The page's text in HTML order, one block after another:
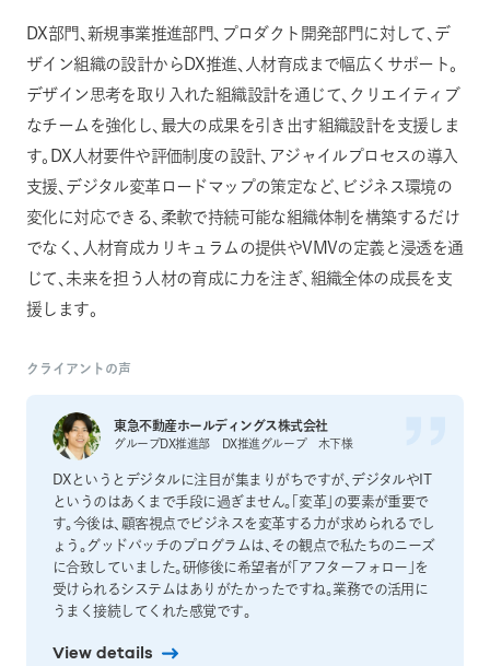
DX部門、新規事業推進部門、プロダクト開発部門に対して、デ
ザイン組織の設計からDX推進、人材育成まで幅広くサポート。
デザイン思考を取り入れた組織設計を通じて、クリエイティブ
なチームを強化し、最大の成果を引き出す組織設計を支援しま
す。DX人材要件や評価制度の設計、アジャイルプロセスの導入
支援、デジタル変革ロードマップの策定など、ビジネス環境の
変化に対応できる、柔軟で持続可能な組織体制を構築するだけ
でなく、人材育成カリキュラムの提供やVMVの定義と浸透を通
じて、未来を担う人材の育成に力を注ぎ、組織全体の成長を支
援します。
クライアントの声
東急不動産ホールディングス株式会社
グループDX推進部 DX推進グループ 木下様
DXというとデジタルに注目が集まりがちですが、デジタルやIT
というのはあくまで手段に過ぎません。「変革」の要素が重要で
す。今後は、顧客視点でビジネスを変革する力が求められるでし
ょう。グッドパッチのプログラムは、その観点で私たちのニーズ
に合致していました。研修後に希望者が「アフターフォロー」を
受けられるシステムはありがたかったですね。業務での活用に
うまく接続してくれた感覚です。
View details